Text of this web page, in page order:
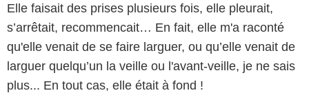
Elle faisait des prises plusieurs fois, elle pleurait,
s’arrêtait, recommencait… En fait, elle m'a raconté
qu'elle venait de se faire larguer, ou qu’elle venait de
larguer quelqu’un la veille ou l'avant-veille, je ne sais
plus... En tout cas, elle était à fond !